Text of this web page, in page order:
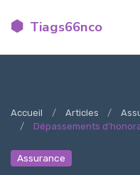
Tiags66nco
Accueil Articles
Dépassements
Assurance